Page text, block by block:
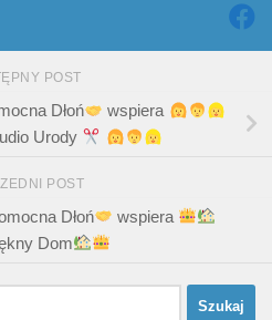
POST
Dłoń
wspiera
Urody
POST
Dłoń
wspiera
Dom